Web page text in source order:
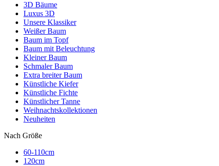
3D Bäume
Luxus 3D
Unsere Klassiker
Weißer Baum
Baum im Topf
Baum mit Beleuchtung
Kleiner Baum
Schmaler Baum
Extra breiter Baum
Künstliche Kiefer
Künstliche Fichte
Künstlicher Tanne
Weihnachtskollektionen
Neuheiten
Nach Größe
60-110cm
120cm